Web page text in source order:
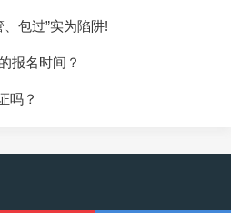
包过”实为陷阱!
报名时间？
吗？